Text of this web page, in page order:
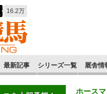
16.2万
最新記事 シリーズ一覧 厩舎情
ホース